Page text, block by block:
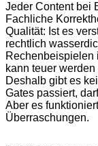
Jeder Content bei
Fachliche
Qualität: Ist es
rechtlich
Rechenbeispielen
kann teuer
Deshalb gibt es
Gates passiert,
Aber es
Überraschungen.